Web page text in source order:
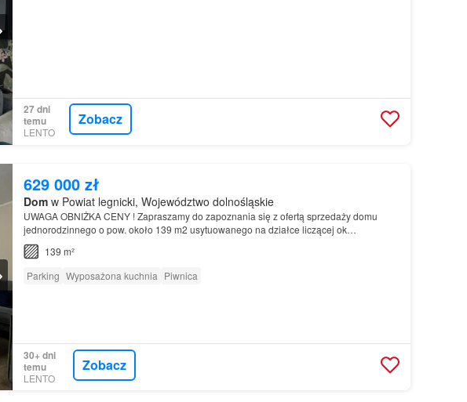
27 dni
temu
LENTO
Zobacz
629 000 zł
Domw Powiat legnicki, Województwo dolnośląskie
UWAGA OBNIŻKA CENY ! Zapraszamy do zapoznania się z ofertą sprzedaży domu
jednorodzinnego o pow. około 139 m2 usytuowanego na działce liczącej ok…
139 m²
Parking Wyposażona kuchnia Piwnica
30+ dni
temu
LENTO
Zobacz